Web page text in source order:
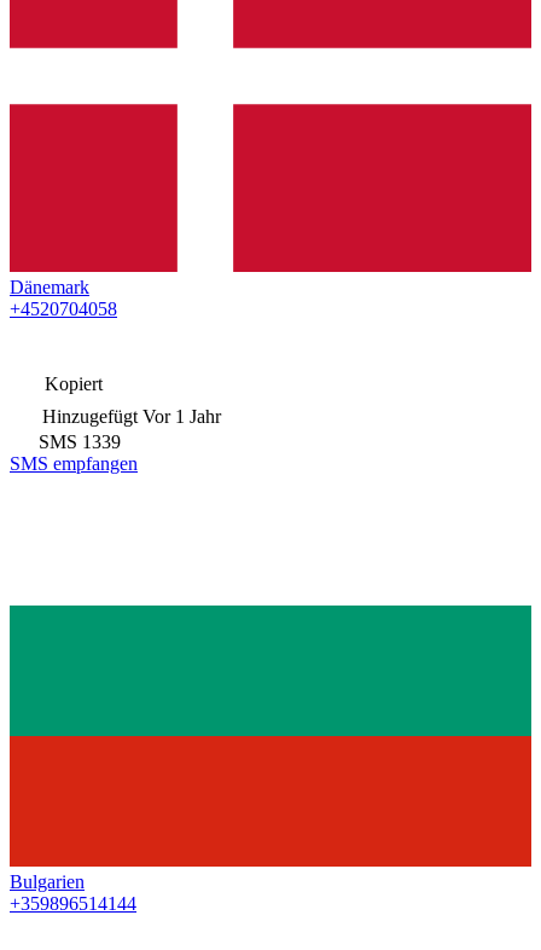
Dänemark
+4520704058
Kopiert
Hinzugefügt Vor 1 Jahr
SMS 1339
SMS empfangen
Bulgarien
+359896514144